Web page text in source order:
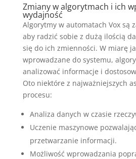
Zmiany w algorytmach i ich
wydajność
Algorytmy w automatach Vox są
aby radzić sobie z dużą ilością
się do ich zmienności. W miarę
wprowadzane do systemu,
analizować informacje i
Oto niektóre z najważniejszych
procesu:
Analiza danych w czasie
Uczenie maszynowe
przetwarzanie informacji.
Możliwość wprowadzania